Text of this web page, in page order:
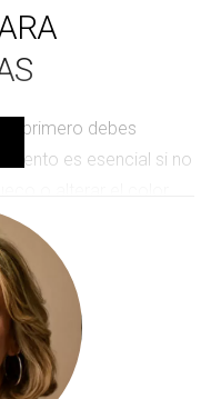
primero debes
es esencial si no
clave a considerar:
eficiencia (vidrios con
del hueco original.
del edificio.
proceder a buscar